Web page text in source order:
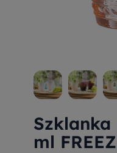
Szklanka
ml